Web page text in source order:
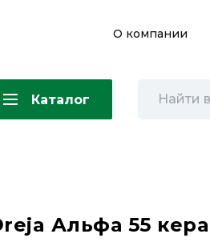
О компании
Каталог
Альфа 55